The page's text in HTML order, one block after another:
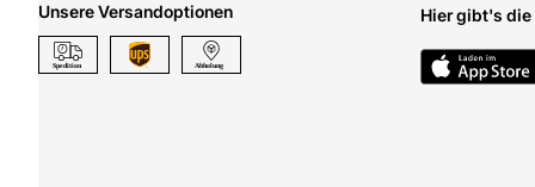
Unsere Versandoptionen Hier gibt's